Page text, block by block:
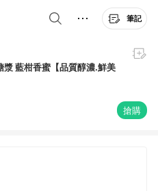
筆記
漿 藍柑香蜜【品質醇濃.鮮美
搶購